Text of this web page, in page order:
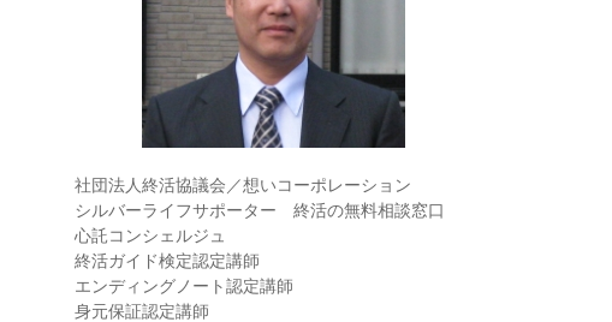
社団法人終活協議会／想いコーポレーション
シルバーライフサポーター 終活の無料相談窓口
心託コンシェルジュ
終活ガイド検定認定講師
エンディングノート認定講師
身元保証認定講師